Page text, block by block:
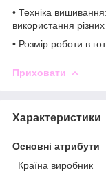
• Техніка
використання
• Розмір роботи в
Приховати
Характеристики
Основні атрибути
Країна виробник